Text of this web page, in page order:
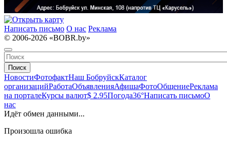
Написать письмо О нас Реклама
© 2006-2026 «BOBR.by»
Поиск
НовостиФотофактНаш БобруйскКаталог
организацийРаботаОбъявленияАфишаФотоОбщениеРеклама
на порталеКурсы валют$ 2.95Погода36°Написать письмоО
нас
Идёт обмен данными...
Произошла ошибка